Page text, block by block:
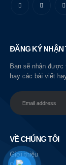
ĐĂNG KÝ NHẬN
Bạn sẽ nhận
hay các bài viết
VỀ CHÚNG TÔI
Giới thiệu